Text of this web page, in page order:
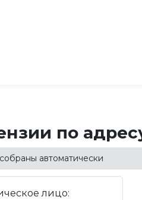
по
автоматически
лицо: